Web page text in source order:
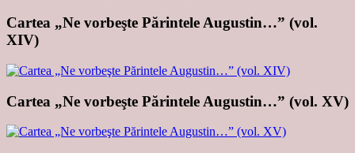
Cartea „Ne vorbeşte Părintele Augustin…” (vol.
XIV)
Cartea „Ne vorbeşte Părintele Augustin…” (vol. XV)